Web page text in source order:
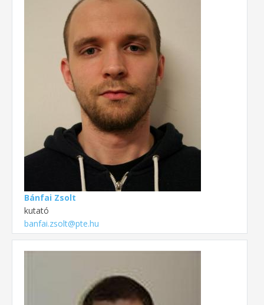
Bánfai Zsolt
kutató
banfai.zsolt@pte.hu